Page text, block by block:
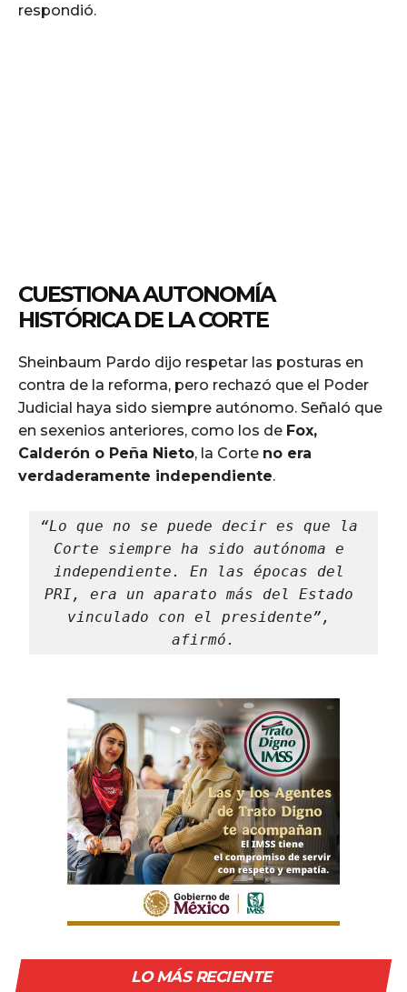
respondió.
CUESTIONA AUTONOMÍA
HISTÓRICA DE LA CORTE
Sheinbaum Pardo dijo respetar las posturas en
contra de la reforma, pero rechazó que el Poder
Judicial haya sido siempre autónomo. Señaló que
en sexenios anteriores, como los de Fox,
Calderón o Peña Nieto, la Corte no era
verdaderamente independiente.
“Lo que no se puede decir es que la
Corte siempre ha sido autónoma e
independiente. En las épocas del
PRI, era un aparato más del Estado
vinculado con el presidente”,
afirmó.
LO MÁS RECIENTE